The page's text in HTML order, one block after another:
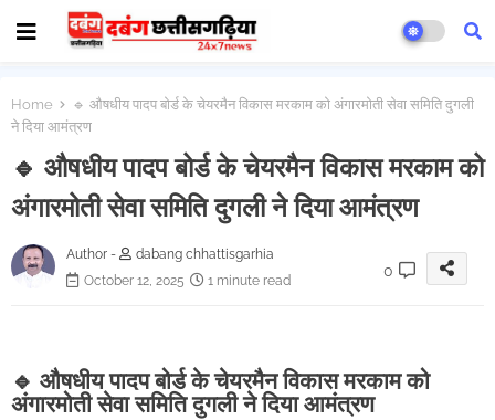
Home
🔹 औषधीय पादप बोर्ड के चेयरमैन विकास मरकाम को अंगारमोती सेवा समिति दुगली
ने दिया आमंत्रण
🔹 औषधीय पादप बोर्ड के चेयरमैन विकास मरकाम को
अंगारमोती सेवा समिति दुगली ने दिया आमंत्रण
Author -
dabang chhattisgarhia
October 12, 2025
1 minute read
0
🔹 औषधीय पादप बोर्ड के चेयरमैन विकास मरकाम को
अंगारमोती सेवा समिति दुगली ने दिया आमंत्रण